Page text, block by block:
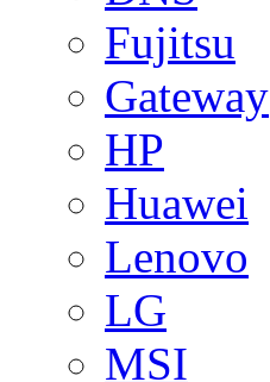
Fujitsu
Gateway
HP
Huawei
Lenovo
LG
MSI